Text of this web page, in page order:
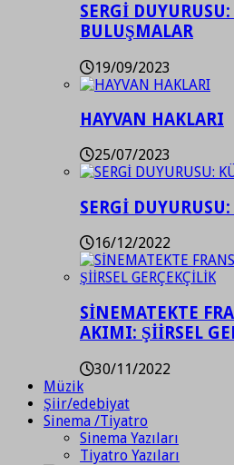
SERGİ
BULUŞMALAR
19/09/2023
HAYVAN HAKLARI
25/07/2023
SERGİ
16/12/2022
SİNEMATEKTE
AKIMI: ŞİİRSEL
30/11/2022
Müzik
Şiir/edebiyat
Sinema /Tiyatro
Sinema Yazıları
Tiyatro Yazıları